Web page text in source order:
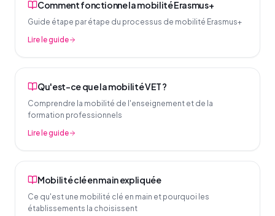
Comment fonctionne la mobilité Erasmus+
Guide étape par étape du processus de mobilité Erasmus+
Lire le guide
Qu'est-ce que la mobilité VET ?
Comprendre la mobilité de l'enseignement et de la
formation professionnels
Lire le guide
Mobilité clé en main expliquée
Ce qu'est une mobilité clé en main et pourquoi les
établissements la choisissent